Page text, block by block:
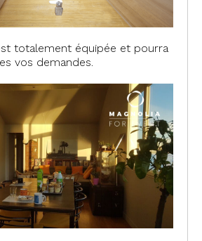
totalement équipée et pourra
vos demandes.